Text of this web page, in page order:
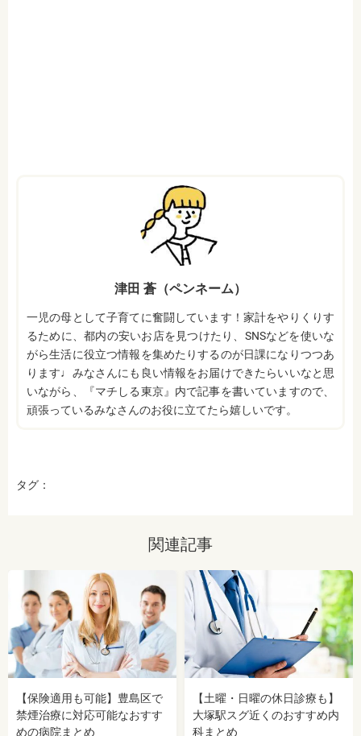
津田 蒼（ペンネーム）
一児の母として子育てに奮闘しています！家計をやりくりす
るために、都内の安いお店を見つけたり、SNSなどを使いな
がら生活に役立つ情報を集めたりするのが日課になりつつあ
ります♩みなさんにも良い情報をお届けできたらいいなと思
いながら、『マチしる東京』内で記事を書いていますので、
頑張っているみなさんのお役に立てたら嬉しいです。
タグ：
関連記事
【保険適用も可能】豊島区で
禁煙治療に対応可能なおすす
めの病院まとめ
【土曜・日曜の休日診療も】
大塚駅スグ近くのおすすめ内
科まとめ